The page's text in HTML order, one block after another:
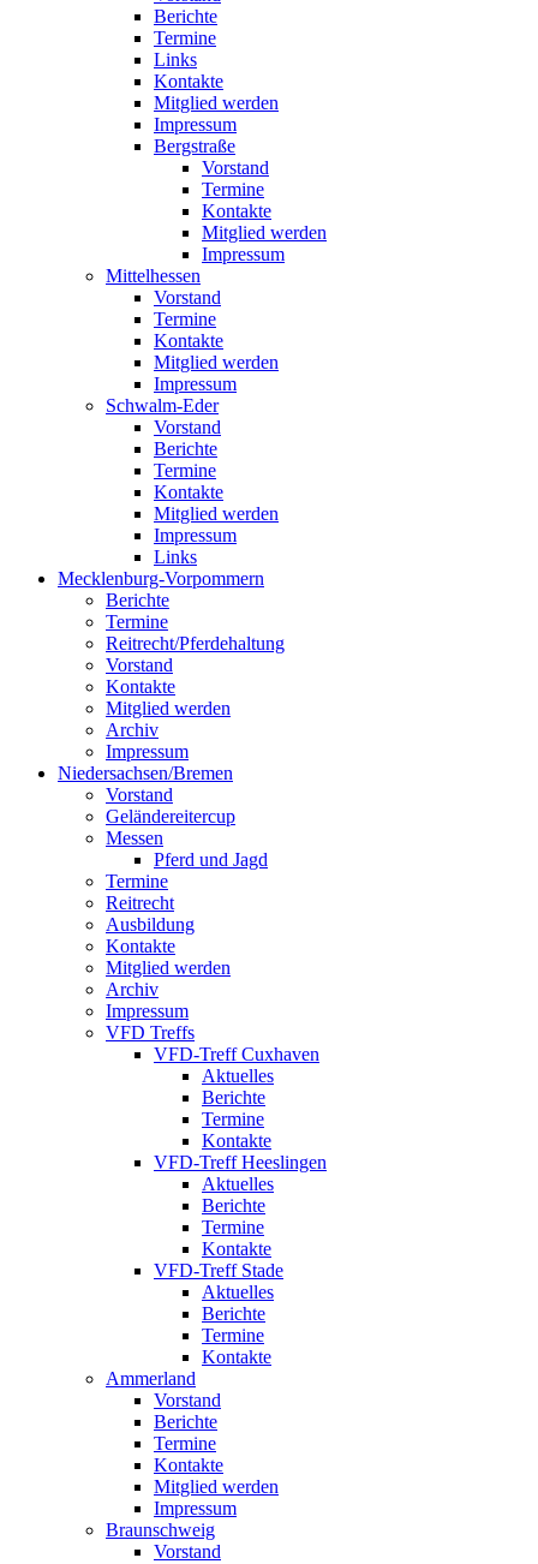
Berichte
Termine
Links
Kontakte
Mitglied werden
Impressum
Bergstraße
Vorstand
Termine
Kontakte
Mitglied werden
Impressum
Mittelhessen
Vorstand
Termine
Kontakte
Mitglied werden
Impressum
Schwalm-Eder
Vorstand
Berichte
Termine
Kontakte
Mitglied werden
Impressum
Links
Mecklenburg-Vorpommern
Berichte
Termine
Reitrecht/Pferdehaltung
Vorstand
Kontakte
Mitglied werden
Archiv
Impressum
Niedersachsen/Bremen
Vorstand
Geländereitercup
Messen
Pferd und Jagd
Termine
Reitrecht
Ausbildung
Kontakte
Mitglied werden
Archiv
Impressum
VFD Treffs
VFD-Treff Cuxhaven
Aktuelles
Berichte
Termine
Kontakte
VFD-Treff Heeslingen
Aktuelles
Berichte
Termine
Kontakte
VFD-Treff Stade
Aktuelles
Berichte
Termine
Kontakte
Ammerland
Vorstand
Berichte
Termine
Kontakte
Mitglied werden
Impressum
Braunschweig
Vorstand